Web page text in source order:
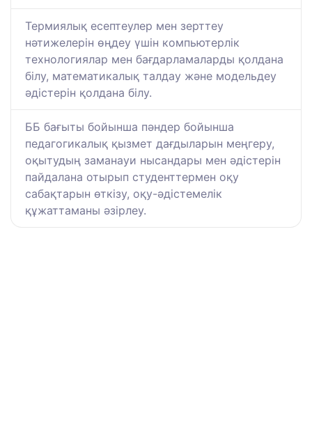
Термиялық есептеулер мен зерттеу
нәтижелерін өңдеу үшін компьютерлік
технологиялар мен бағдарламаларды қолдана
білу, математикалық талдау және модельдеу
әдістерін қолдана білу.
ББ бағыты бойынша пәндер бойынша
педагогикалық қызмет дағдыларын меңгеру,
оқытудың заманауи нысандары мен әдістерін
пайдалана отырып студенттермен оқу
сабақтарын өткізу, оқу-әдістемелік
құжаттаманы әзірлеу.